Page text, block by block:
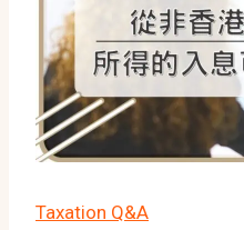
Taxation Q&A